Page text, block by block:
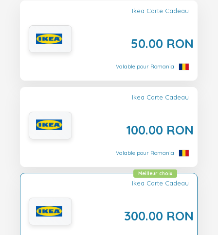
Ikea Carte Cadeau
50.00 RON
Valable pour Romania
Ikea Carte Cadeau
100.00 RON
Valable pour Romania
Ikea Carte Cadeau
300.00 RON
Meilleur choix